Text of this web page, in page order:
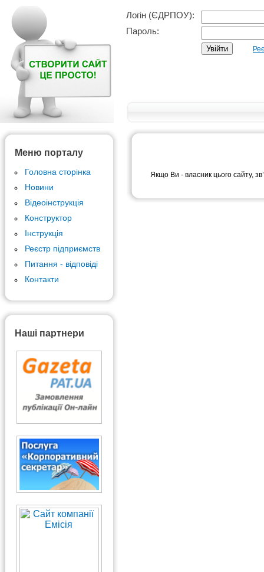
Логін (ЄДРПОУ):
Пароль:
Меню порталу
Головна сторінка
Новини
Відеоінструкція
Конструктор
Інструкція
Реєстр підприємств
Питання - відповіді
Контакти
Наші партнери
Якщо Ви - власник цього сайту,